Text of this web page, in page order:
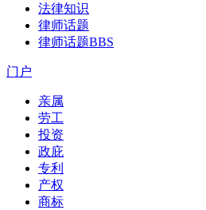
法律知识
律师话题
律师话题BBS
门户
亲属
劳工
投资
政庇
专利
产权
商标